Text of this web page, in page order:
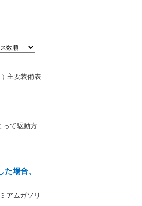
) 主要装備表
って駆動方
場合、
アムガソリ